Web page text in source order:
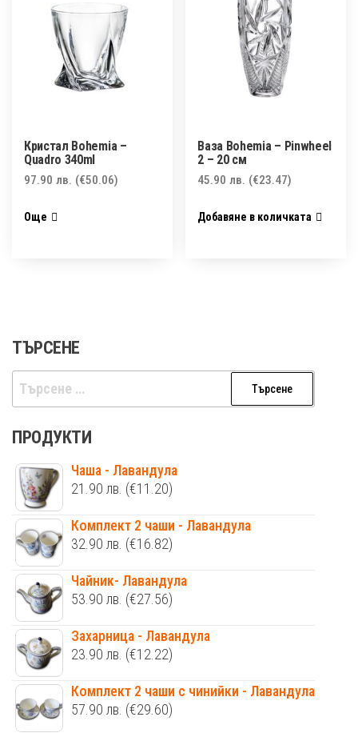
Кристал Bohemia –
Quadro 340ml
97.90 лв. (€50.06)
Още
Ваза Bohemia – Pinwheel
2 – 20 см
45.90лв. (€23.47)
Добавяне в количката
ТЪРСЕНЕ
Търсене
за:
ПРОДУКТИ
Чаша - Лавандула
21.90 лв. (€11.20)
Комплект 2 чаши - Лавандула
32.90 лв. (€16.82)
Чайник- Лавандула
53.90 лв. (€27.56)
Захарница - Лавандула
23.90 лв. (€12.22)
Комплект 2 чаши с чинийки - Лавандула
57.90 лв. (€29.60)